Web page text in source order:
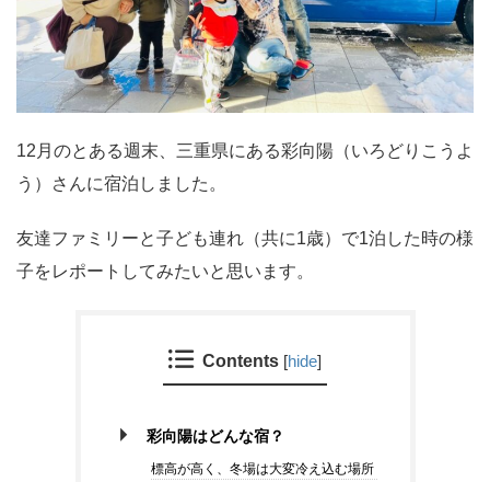
12月のとある週末、三重県にある彩向陽（いろどりこうよ
う）さんに宿泊しました。
友達ファミリーと子ども連れ（共に1歳）で1泊した時の様
子をレポートしてみたいと思います。
Contents [hide]
彩向陽はどんな宿？
標高が高く、冬場は大変冷え込む場所